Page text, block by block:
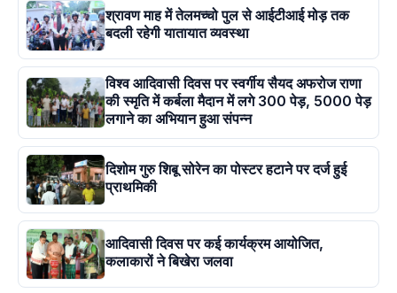
श्रावण माह में तेलमच्चो पुल से आईटीआई मोड़ तक
बदली रहेगी यातायात व्यवस्था
विश्व आदिवासी दिवस पर स्वर्गीय सैयद अफरोज राणा
की स्मृति में कर्बला मैदान में लगे 300 पेड़, 5000 पेड़
लगाने का अभियान हुआ संपन्न
दिशोम गुरु शिबू सोरेन का पोस्टर हटाने पर दर्ज हुई
प्राथमिकी
आदिवासी दिवस पर कई कार्यक्रम आयोजित,
कलाकारों ने बिखेरा जलवा